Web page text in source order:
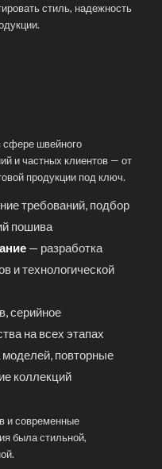
стиль, надежность
швейного
и частных клиентов — от
продукции под ключ.
требований, подбор
пошива
— разработка
и технологической
серийное
на всех этапах
повторные
коллекций
и современные
была стильной,